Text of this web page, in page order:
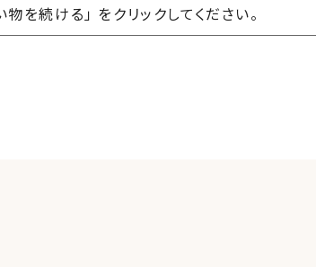
を続ける」 をクリックしてください。